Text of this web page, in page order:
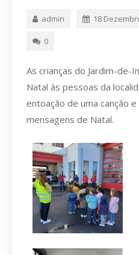
admin 18
0
As crianças do Jardim-de-
Natal às pessoas da
entoação de uma canção
mensagens de Natal.